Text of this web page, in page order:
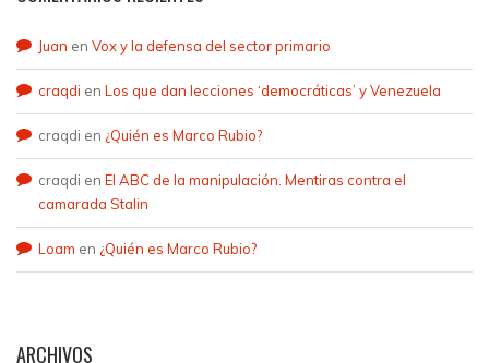
Juan en Vox y la defensa del sector primario
craqdi en Los que dan lecciones ‘democráticas’ y Venezuela
craqdi en ¿Quién es Marco Rubio?
craqdi en El ABC de la manipulación. Mentiras contra el
camarada Stalin
Loam en ¿Quién es Marco Rubio?
ARCHIVOS